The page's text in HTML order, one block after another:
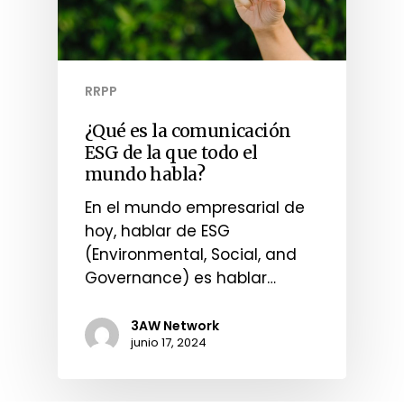
RRPP
¿Qué es la comunicación
ESG de la que todo el
mundo habla?
En el mundo empresarial de
hoy, hablar de ESG
(Environmental, Social, and
Governance) es hablar…
3AW Network
junio 17, 2024